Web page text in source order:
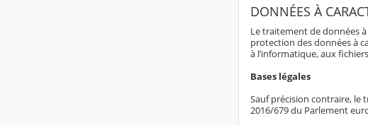
DONNÉES À
Le traitement de données
protection des données à
à l’informatique, aux
Bases légales
Sauf précision contraire, le
2016/679 du Parlement